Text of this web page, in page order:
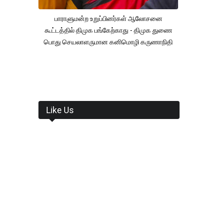
பாராளுமன்ற உறுப்பினர்கள் ஆலோசனை
கூட்டத்தில் திமுக பங்கேற்காது - திமுக துணை
பொது செயலாளருமான கனிமொழி கருணாநிதி
Like Us